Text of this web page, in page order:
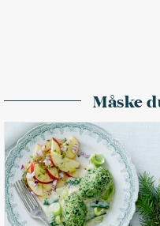
Måske